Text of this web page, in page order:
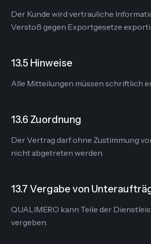
Der Kunde wird vertrauliche
Verstoß gegen Exportgesetze
13.5 Hinweise
Alle Mitteilungen müssen schriftlich
13.6 Zuordnung
Der Vertrag darf ohne Zustimmung
nicht abgetreten werden.
13.7 Vergabe von
QUALIMERO kann Teile der
vergeben.